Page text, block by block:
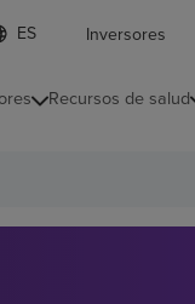
Inversores
Recursos de salud